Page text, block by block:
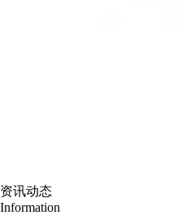
资讯动态
Information